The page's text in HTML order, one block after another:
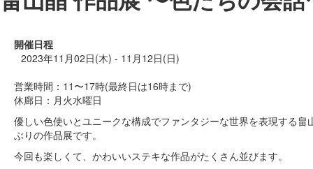
開催日程
2023年11月02日(木) - 11月12日(日)
営業時間：11〜17時(最終日は16時まで)
休廊日：月火水曜日
優しい色使いとユニークな構成でファンタジーな世界を表現する畠
ぶりの作品展です。
今回も楽しくて、かわいいステキな作品がたくさん並びます。